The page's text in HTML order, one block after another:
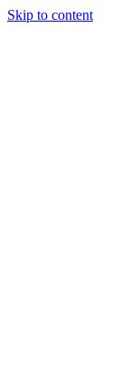
Skip to content